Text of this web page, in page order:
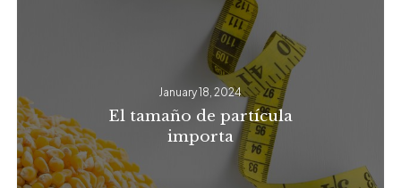
de
partícula
importa
January 18, 2024
El tamaño de partícula
importa